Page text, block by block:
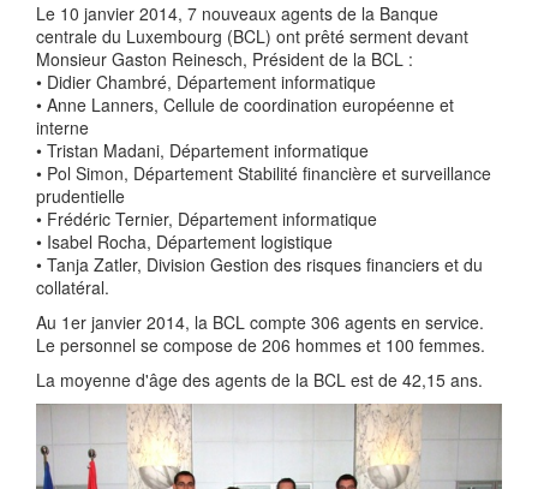
Le 10 janvier 2014, 7 nouveaux agents de la Banque
centrale du Luxembourg (BCL) ont prêté serment devant
Monsieur Gaston Reinesch, Président de la BCL :
• Didier Chambré, Département informatique
• Anne Lanners, Cellule de coordination européenne et
interne
• Tristan Madani, Département informatique
• Pol Simon, Département Stabilité financière et surveillance
prudentielle
• Frédéric Ternier, Département informatique
• Isabel Rocha, Département logistique
• Tanja Zatler, Division Gestion des risques financiers et du
collatéral.
Au 1er janvier 2014, la BCL compte 306 agents en service.
Le personnel se compose de 206 hommes et 100 femmes.
La moyenne d'âge des agents de la BCL est de 42,15 ans.